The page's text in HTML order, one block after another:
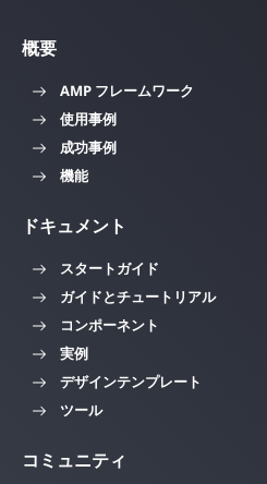
概要
AMP フレームワーク
使用事例
成功事例
機能
ドキュメント
スタートガイド
ガイドとチュートリアル
コンポーネント
実例
デザインテンプレート
ツール
コミュニティ